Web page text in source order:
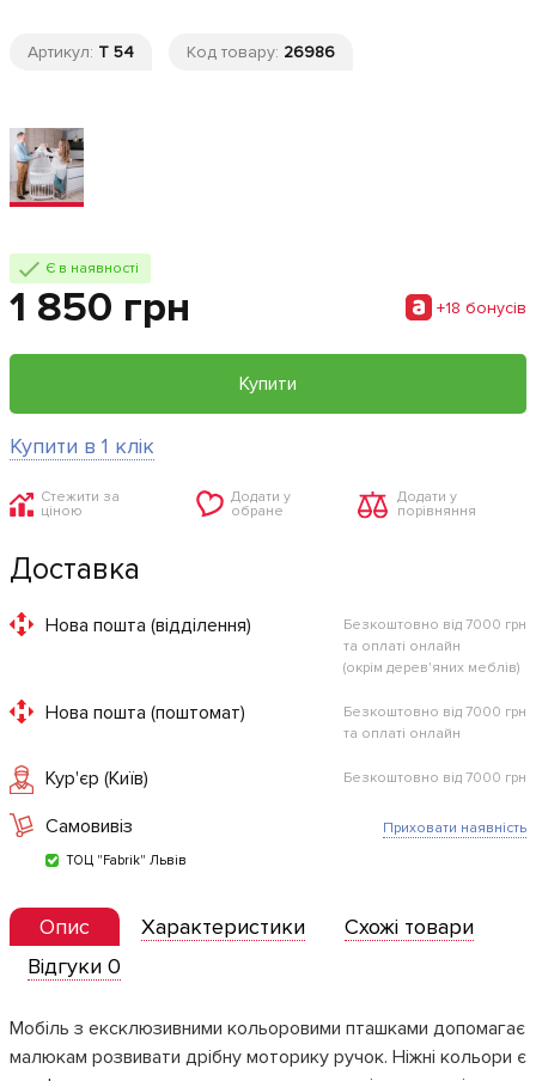
Артикул: Т 54 Код товару: 26986
Є в наявності
1 850 грн +18 бонусiв
Купити
Купити в 1 клік
Стежити за
ціною
Додати у
обране
Додати у
порівняння
Доставка
Нова пошта (відділення)
Безкоштовно від 7000 грн
та оплаті онлайн
(окрім дерев'яних меблів)
Нова пошта (поштомат)
Безкоштовно від 7000 грн
та оплаті онлайн
Кур'єр (Київ) Безкоштовно від 7000 грн
Самовивіз
ТОЦ "Fabrik" Львів
Приховати наявність
Опис Характеристики
Схожі товари
Відгуки 0
Мобіль з ексклюзивними кольоровими пташками допомагає
малюкам розвивати дрібну моторику ручок. Ніжні кольори є